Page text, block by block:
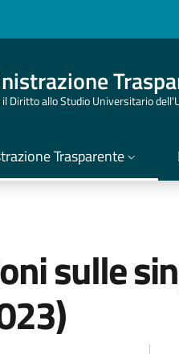
il Diritto allo Studio Universitario
Trasparente
sulle